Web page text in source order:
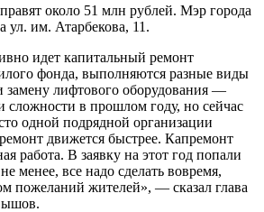
около 51 млн рублей. Мэр города
ул. им. Атарбекова, 11.
идет капитальный ремонт
фонда, выполняются разные виды
замену лифтового оборудования —
сложности в прошлом году, но сейчас
одной подрядной организации
движется быстрее. Капремонт
работа. В заявку на этот год попали
менее, все надо сделать вовремя,
пожеланий жителей», — сказал глава